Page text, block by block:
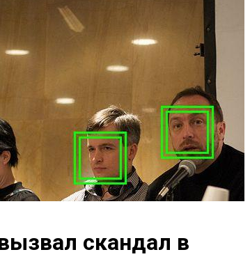
скандал в